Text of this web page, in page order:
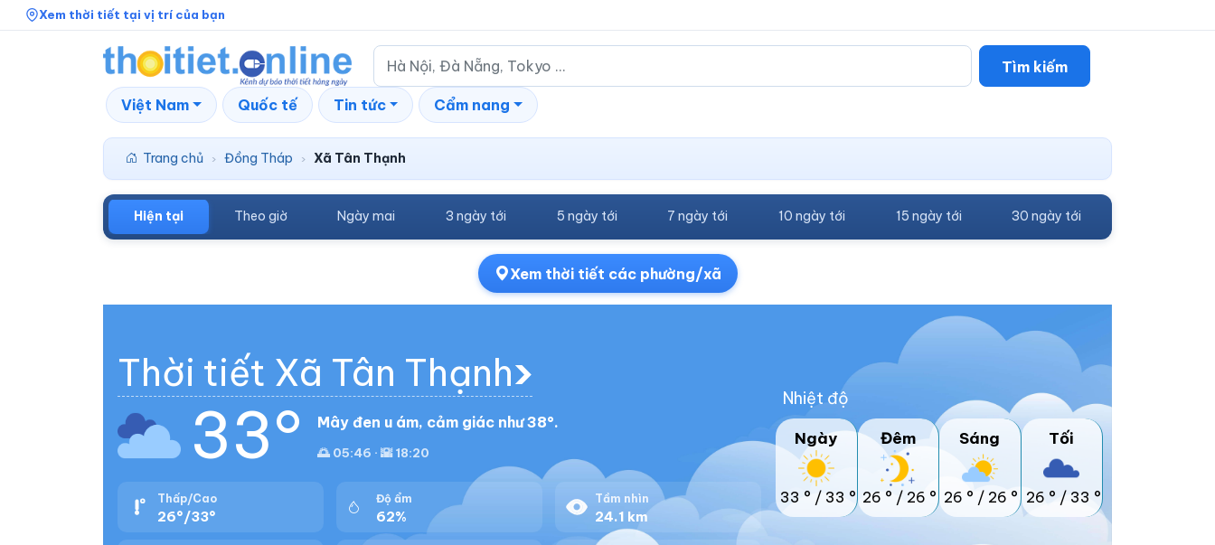
Xem thời tiết tại vị trí của bạn
Tìm kiếm
Việt Nam Quốc tế Tin tức Cẩm nang
Trang chủ › Đồng Tháp › Xã Tân Thạnh
Hiện tại Theo giờ Ngày mai 3 ngày tới 5 ngày tới 7 ngày tới 10 ngày tới 15 ngày tới 30 ngày tới
Xem thời tiết các phường/xã
Thời tiết Xã Tân Thạnh
33° Mây đen u ám, cảm giác như 38°.
🌅 05:46 · 🌇 18:20
Thấp/Cao
26°/33°
Độ ẩm
62%
Tầm nhìn
24.1 km
Nhiệt độ
Ngày
33 ° / 33 °
Đêm
26 ° / 26 °
Sáng
26 ° / 26 °
Tối
26 ° / 33 °